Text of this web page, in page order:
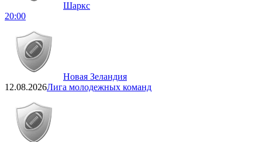
Шаркс
20:00
Новая Зеландия
12.08.2026Лига молодежных команд